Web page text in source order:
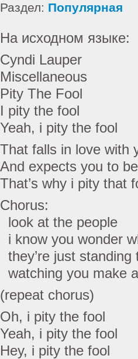
Раздел: Популярная
На исходном языке:
Cyndi Lauper
Miscellaneous
Pity The Fool
I pity the fool
Yeah, i pity the fool
That falls in love with
And expects you to
That’s why i pity that
Chorus:
look at the people
i know you wonder
they’re just standing
watching you make
(repeat chorus)
Oh, i pity the fool
Yeah, i pity the fool
Hey, i pity the fool